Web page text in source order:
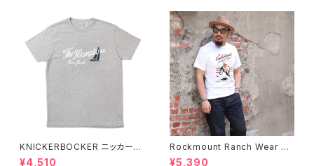
KNICKERBOCKER ニッカーボ
ッカー HEATHER GREY ハン
¥4,510
Rockmount Ranch Wear ロ
ックマウント ランチウェア Rock
¥5,390